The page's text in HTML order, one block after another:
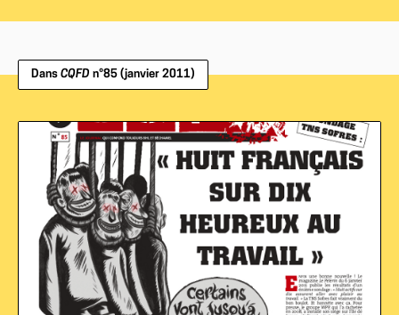
Dans CQFD n°85 (janvier 2011)